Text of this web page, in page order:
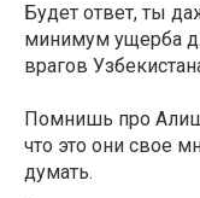
Будет ответ, ты
минимум ущерба
врагов
Помнишь про
что это они свое
думать.